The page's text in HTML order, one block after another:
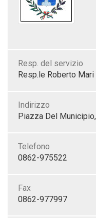
Resp. del servizio
Resp.le Roberto Mari
Indirizzo
Piazza Del
Telefono
0862-975522
Fax
0862-977997